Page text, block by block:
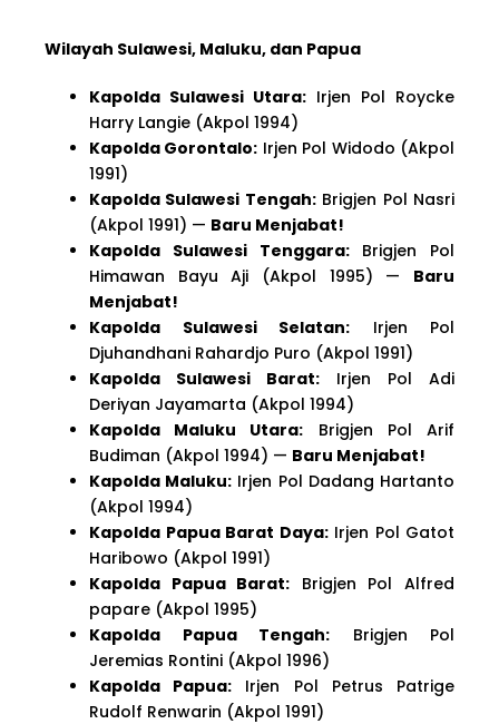
Wilayah Sulawesi, Maluku, dan Papua
Kapolda Sulawesi Utara: Irjen Pol Roycke
Harry Langie (Akpol 1994)
Kapolda Gorontalo: Irjen Pol Widodo (Akpol
1991)
Kapolda Sulawesi Tengah:Brigjen Pol Nasri
(Akpol 1991) — Baru Menjabat!
Kapolda Sulawesi Tenggara:Brigjen Pol
Himawan Bayu Aji (Akpol 1995) — Baru
Menjabat!
Kapolda Sulawesi Selatan: Irjen Pol
Djuhandhani Rahardjo Puro (Akpol 1991)
Kapolda Sulawesi Barat: Irjen Pol Adi
Deriyan Jayamarta (Akpol 1994)
Kapolda Maluku Utara: Brigjen Pol Arif
Budiman (Akpol 1994) — Baru Menjabat!
Kapolda Maluku: Irjen Pol Dadang Hartanto
(Akpol 1994)
Kapolda Papua Barat Daya:Irjen Pol Gatot
Haribowo (Akpol 1991)
Kapolda Papua Barat: Brigjen Pol Alfred
papare (Akpol 1995)
Kapolda Papua Tengah: Brigjen Pol
Jeremias Rontini (Akpol 1996)
Kapolda Papua: Irjen Pol Petrus Patrige
Rudolf Renwarin (Akpol 1991)